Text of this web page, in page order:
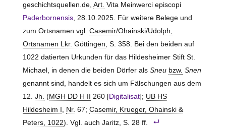
geschichtsquellen.de, Art. Vita Meinwerci episcopi
Paderbornensis, 28.10.2025. Für weitere Belege und
zum Ortsnamen vgl. Casemir/Ohainski/Udolph,
Ortsnamen Lkr. Göttingen , S. 358. Bei den beiden auf
1022 datierten Urkunden für das Hildesheimer Stift St.
Michael, in denen die beiden Dörfer als Sneu bzw. Snen
genannt sind, handelt es sich um Fälschungen aus dem
12. Jh. (MGH DD H II 260 [Digitalisat]; UB HS
Hildesheim I
Nr. 67; Casemir, Krueger, Ohainski &
Peters, 1022). Vgl. auch Jaritz, S. 28 ff.